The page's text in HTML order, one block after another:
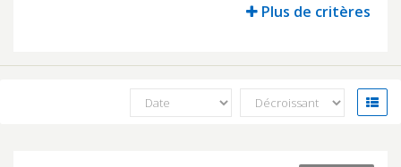
Plus de critères